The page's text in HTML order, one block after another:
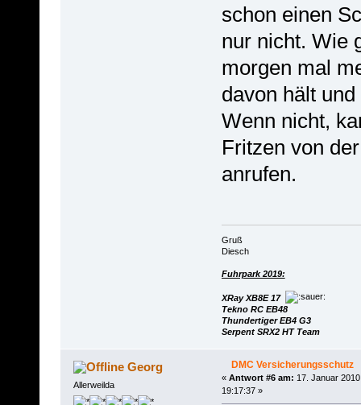
schon einen
nur nicht. Wie
morgen mal
davon hält
Wenn nicht,
Fritzen von
anrufen.
Gruß
Diesch
Fuhrpark 2019:
XRay XB8E 17
Tekno RC EB48
Thundertiger EB4 G3
Serpent SRX2 HT Team
Georg
Allerweilda
DMC Versicherungsschutz
« Antwort #6 am: 17. Januar
19:17:37 »